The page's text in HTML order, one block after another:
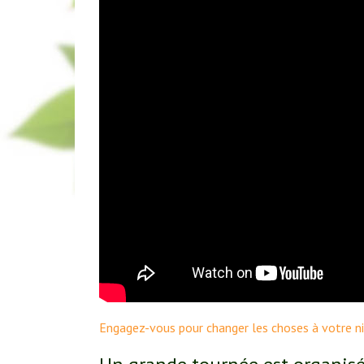
Engagez-vous pour changer les choses à votre